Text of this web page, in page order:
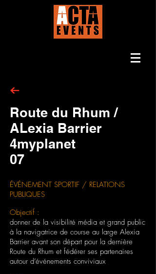
ÉVÉNEMENT SPORTIF / RELATIONS
PUBLIQUES
Objectif :
donner de la visibilité média et grand public
à la navigatrice de course au large Alexia
Barrier avant son départ pour la dernière
Route du Rhum et fédérer ses partenaires
autour d’événements conviviaux
Route du Rhum /
ALexia Barrier
4myplanet
07